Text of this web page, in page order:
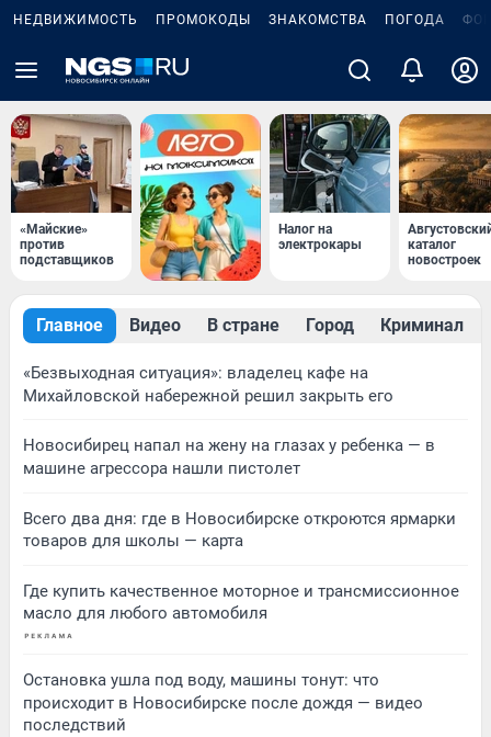
НЕДВИЖИМОСТЬ ПРОМОКОДЫ ЗНАКОМСТВА ПОГОДА
«Майские»
против
подставщиков
Налог на
электрокары
каталог
новостроек
Главное Видео В стране Город Криминал
«Безвыходная ситуация»: владелец кафе на
Михайловской набережной решил закрыть его
Новосибирец напал на жену на глазах у ребенка — в
машине агрессора нашли пистолет
Всего два дня: где в Новосибирске откроются ярмарки
товаров для школы — карта
Где купить качественное моторное и трансмиссионное
масло для любого автомобиля
Остановка ушла под воду, машины тонут: что
происходит в Новосибирске после дождя — видео
последствий